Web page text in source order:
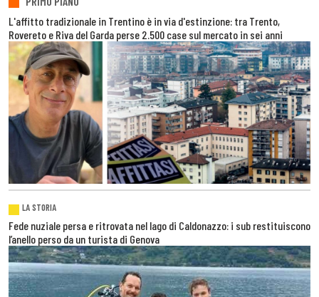
L'affitto tradizionale in Trentino è in via d'estinzione: tra Trento,
Rovereto e Riva del Garda perse 2.500 case sul mercato in sei anni
LA STORIA
Fede nuziale persa e ritrovata nel lago di Caldonazzo: i sub restituiscono
l’anello perso da un turista di Genova